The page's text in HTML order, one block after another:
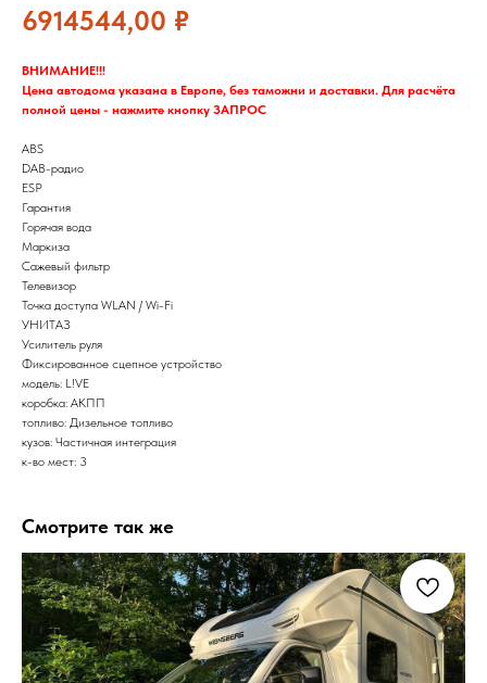
6914544,00 ₽
ВНИМАНИЕ!!!
Цена автодома указана в Европе, без таможни и доставки. Для расчёта
полной цены - нажмите кнопку ЗАПРОС
ABS
DAB-радио
ESP
Гарантия
Горячая вода
Маркиза
Сажевый фильтр
Телевизор
Точка доступа WLAN / Wi-Fi
УНИТАЗ
Усилитель руля
Фиксированное сцепное устройство
модель: L!VE
коробка: АКПП
топливо: Дизельное топливо
кузов: Частичная интеграция
к-во мест: 3
Смотрите так же